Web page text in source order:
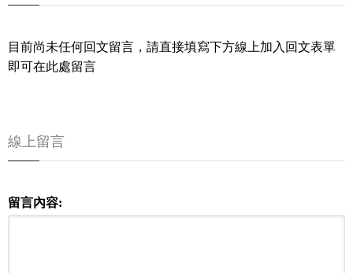
目前尚未任何回文留言，請直接填寫下方線上加入回文表單
即可在此處留言
線上留言
留言內容: